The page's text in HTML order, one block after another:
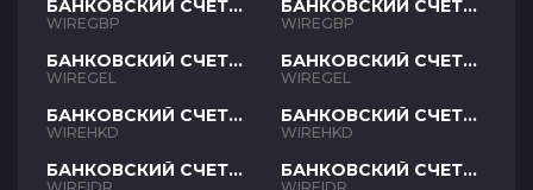
БАНКОВСКИЙ СЧЕТ
GBP
WIREGBP
БАНКОВСКИЙ СЧЕТ
GEL
WIREGEL
БАНКОВСКИЙ СЧЕТ
HKD
WIREHKD
БАНКОВСКИЙ СЧЕТ
БАНКОВСКИЙ СЧЕТ
GBP
WIREGBP
БАНКОВСКИЙ СЧЕТ
GEL
WIREGEL
БАНКОВСКИЙ СЧЕТ
HKD
WIREHKD
БАНКОВСКИЙ СЧЕТ